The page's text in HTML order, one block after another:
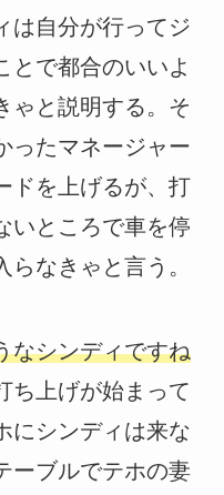
は自分が行ってジ
とで都合のいいよ
ゃと説明する。そ
ったマネージャー
ドを上げるが、打
いところで車を停
なきゃと言う。
なシンディですね
ち上げが始まって
にシンディは来な
ーブルでテホの妻